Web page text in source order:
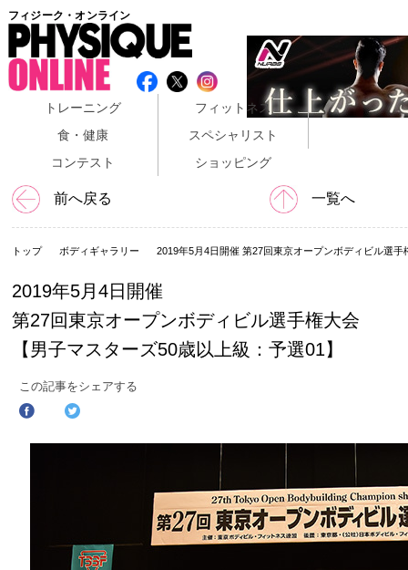
フィジーク・オンライン
トレーニング
フィットネス
食・健康
スペシャリスト
コンテスト
ショッピング
前へ戻る 一覧へ
トップ ボディギャラリー 2019年5月4日開催 第27回東京オープンボディビル選
2019年5月4日開催
第27回東京オープンボディビル選手権大会
【男子マスターズ50歳以上級：予選01】
この記事をシェアする